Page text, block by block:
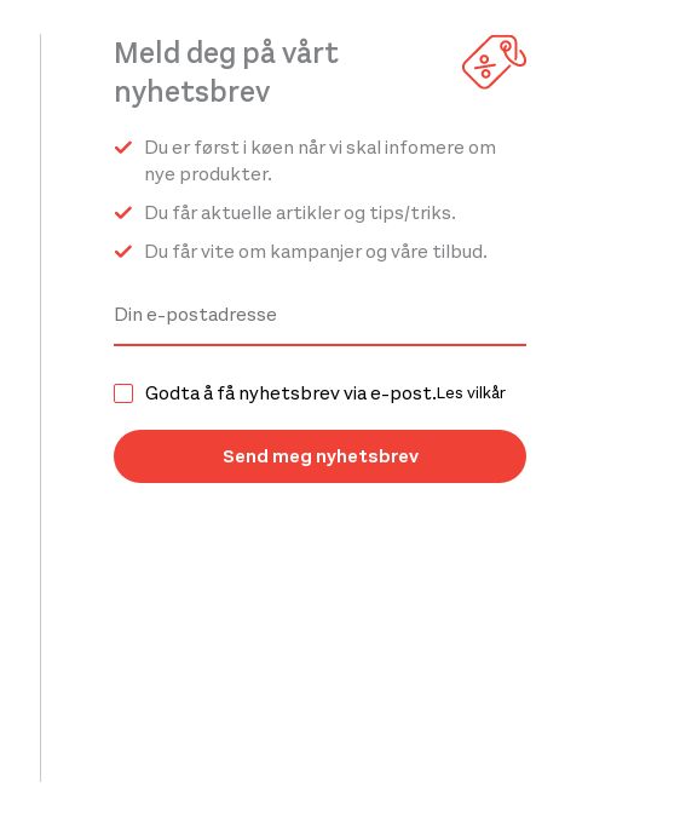
Meld deg på vårt
nyhetsbrev
Du er først i køen når vi skal infomere om
nye produkter.
Du får aktuelle artikler og tips/triks.
Du får vite om kampanjer og våre tilbud.
Godta å få nyhetsbrev via e-post.Les vilkår